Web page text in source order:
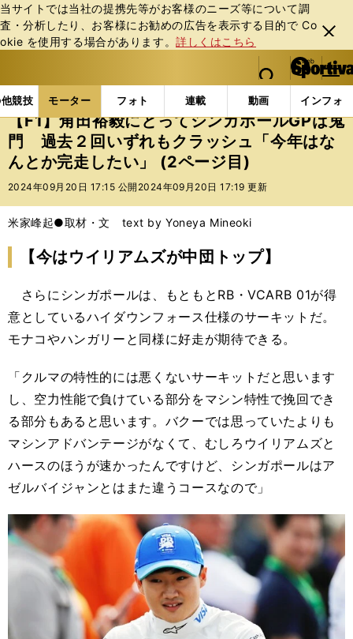
当サイトでは当社の提携先等がお客様のニーズ等について調
査・分析したり、お客様にお勧めの広告を表⽰する⽬的で Co
okie を使⽤する場合があります。詳しくはこちら
閉じ
る
web Sportiva (webスポルティーバ)
検索
マイペ
ー
ジ
メニュ
競技 モーター フォト 連載 動画 インフォ
b
ス
ポ
ル
テ
ー
バ
モーターの記事一覧 モーター F1 【F1】角田裕
【F1】角田裕毅にとってシンガポールGPは鬼
門 過去２回いずれもクラッシュ「今年はな
んとか完走したい」 (2ページ目)
2024年09月20日 17:15 公開 2024年09月20日 17:19 更新
米家峰起●取材・文 text by Yoneya Mineoki
【今はウイリアムズが中団トップ】
さらにシンガポールは、もともとRB・VCARB 01が得
意としているハイダウンフォース仕様のサーキットだ。
モナコやハンガリーと同様に好走が期待できる。
「クルマの特性的には悪くないサーキットだと思います
し、空力性能で負けている部分をマシン特性で挽回でき
る部分もあると思います。バクーでは思っていたよりも
マシンアドバンテージがなくて、むしろウイリアムズと
ハースのほうが速かったんですけど、シンガポールはア
ゼルバイジャンとはまた違うコースなので」